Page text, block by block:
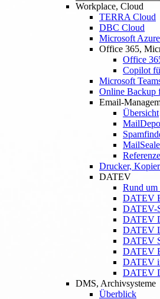
Workplace, Cloud
TERRA Cloud
DBC Cloud
Microsoft
Office 365,
Office
Copilot
Microsoft
Online Backup
Email-
Übersicht
Drucker,
DATEV
Rund
DATEV
DATEV-
DATEV
DATEV
DATEV
DATEV
DATEV
DATEV
DMS, Archivsysteme
Überblick